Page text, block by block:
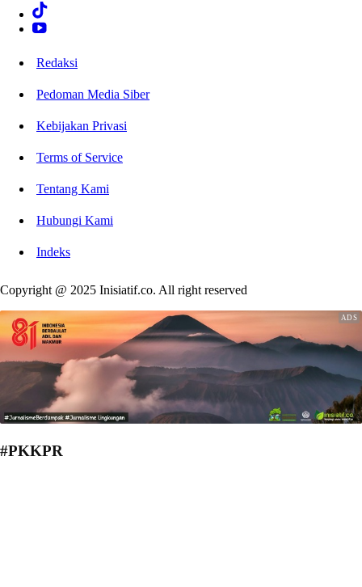
Redaksi
Pedoman Media Siber
Kebijakan Privasi
Terms of Service
Tentang Kami
Hubungi Kami
Indeks
Copyright @ 2025 Inisiatif.co. All right reserved
#PKKPR